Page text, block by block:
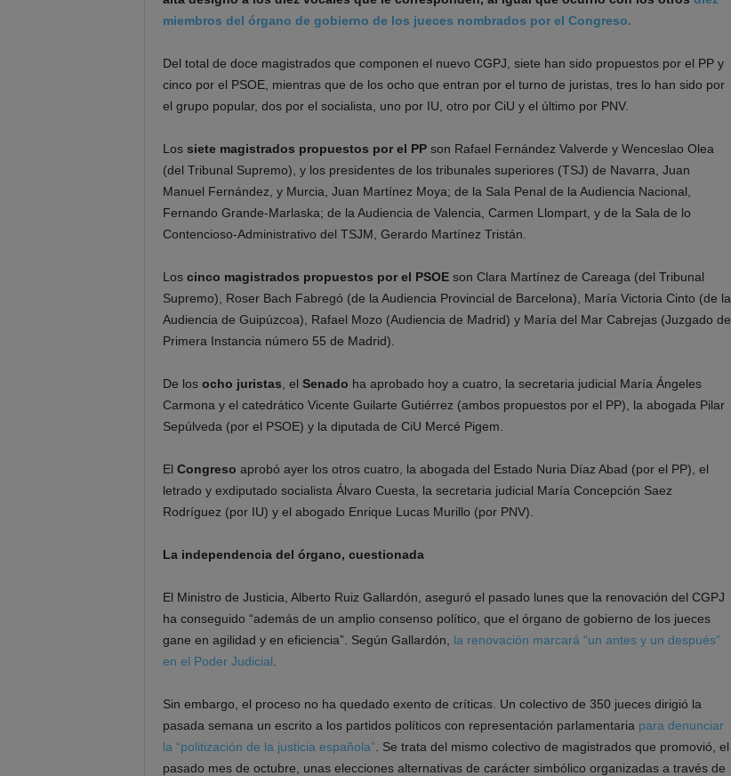
miembros del órgano de gobierno de los jueces nombrados por el Congreso.
Del total de doce magistrados que componen el nuevo CGPJ, siete han sido propuestos por el PP y
cinco por el PSOE, mientras que de los ocho que entran por el turno de juristas, tres lo han sido por
el grupo popular, dos por el socialista, uno por IU, otro por CiU y el último por PNV.
Los siete magistrados propuestos por el PPson Rafael Fernández Valverde y Wenceslao Olea
(del Tribunal Supremo), y los presidentes de los tribunales superiores (TSJ) de Navarra, Juan
Manuel Fernández, y Murcia, Juan Martínez Moya; de la Sala Penal de la Audiencia Nacional,
Fernando Grande-Marlaska; de la Audiencia de Valencia, Carmen Llompart, y de la Sala de lo
Contencioso-Administrativo del TSJM, Gerardo Martínez Tristán.
Los cinco magistrados propuestos por el PSOEson Clara Martínez de Careaga (del Tribunal
Supremo), Roser Bach Fabregó (de la Audiencia Provincial de Barcelona), María Victoria Cinto (de la
Audiencia de Guipúzcoa), Rafael Mozo (Audiencia de Madrid) y María del Mar Cabrejas (Juzgado de
Primera Instancia número 55 de Madrid).
De los ocho juristas , el Senado ha aprobado hoy a cuatro, la secretaria judicial María Ángeles
Carmona y el catedrático Vicente Guilarte Gutiérrez (ambos propuestos por el PP), la abogada Pilar
Sepúlveda (por el PSOE) y la diputada de CiU Mercé Pigem.
El Congreso aprobó ayer los otros cuatro, la abogada del Estado Nuria Díaz Abad (por el PP), el
letrado y exdiputado socialista Álvaro Cuesta, la secretaria judicial María Concepción Saez
Rodríguez (por IU) y el abogado Enrique Lucas Murillo (por PNV).
La independencia del órgano, cuestionada
El Ministro de Justicia, Alberto Ruiz Gallardón, aseguró el pasado lunes que la renovación del CGPJ
ha conseguido “además de un amplio consenso político, que el órgano de gobierno de los jueces
gane en agilidad y en eficiencia”. Según Gallardón, la renovación marcará “un antes y un después”
en el Poder Judicial
Sin embargo, el proceso no ha quedado exento de críticas. Un colectivo de 350 jueces dirigió la
pasada semana un escrito a los partidos políticos con representación parlamentaria para denunciar
la “politización de la justicia española” . Se trata del mismo colectivo de magistrados que promovió, el
pasado mes de octubre, unas elecciones alternativas de carácter simbólico organizadas a través de